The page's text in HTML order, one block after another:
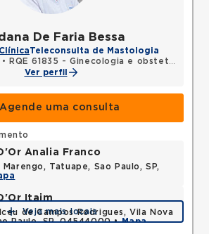
De Faria Bessa
Teleconsulta de Mastologia
• RQE 61835 - Ginecologia e obstetrícia
Ver perfil
Agende uma consulta
Analia Franco
Marengo, Tatuape, Sao Paulo, SP,
Itaim
de Campos Rodrigues, Vila Nova
Paulo, SP, 04544000 •Mapa
Veja mais locais